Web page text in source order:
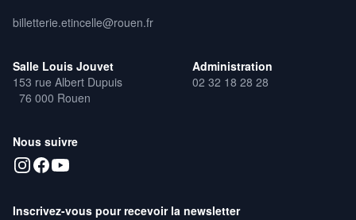
billetterie.etincelle@rouen.fr
Salle Louis Jouvet
153 rue Albert Dupuis
76 000 Rouen
Administration
02 32 18 28 28
Nous suivre
Inscrivez-vous pour recevoir la newsletter